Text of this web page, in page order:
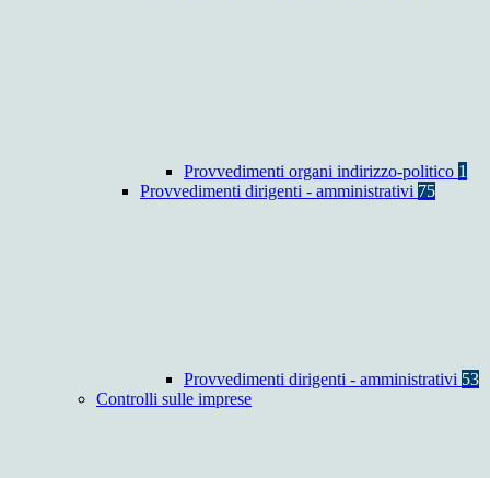
Provvedimenti organi indirizzo-politico 1
Provvedimenti dirigenti - amministrativi 75
Provvedimenti dirigenti - amministrativi 53
Controlli sulle imprese